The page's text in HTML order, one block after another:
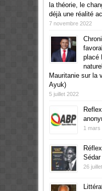
la théorie, le
déjà une réalité
7 novembre 2022
placé
Mauritanie sur la
Ayuk)
5 juillet 2022
1 mars
Sédar
26